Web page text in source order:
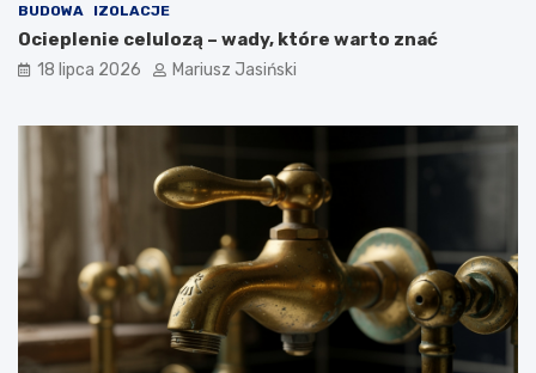
BUDOWA IZOLACJE
Ocieplenie celulozą – wady, które warto znać
18 lipca 2026 Mariusz Jasiński